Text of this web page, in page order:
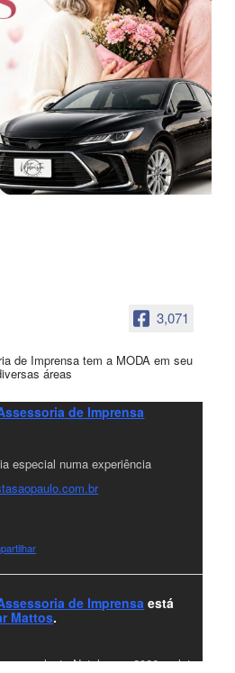
3,071
de Imprensa tem a MODA em seu
áreas
de Imprensa
especial numa experiência
de Imprensa está
Mattos.
excelente Natal e um 2026 repleto